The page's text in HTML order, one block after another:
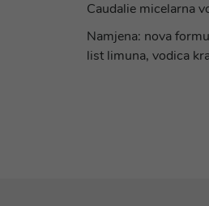
Caudalie micelarna
Namjena: nova
list limuna, vodica